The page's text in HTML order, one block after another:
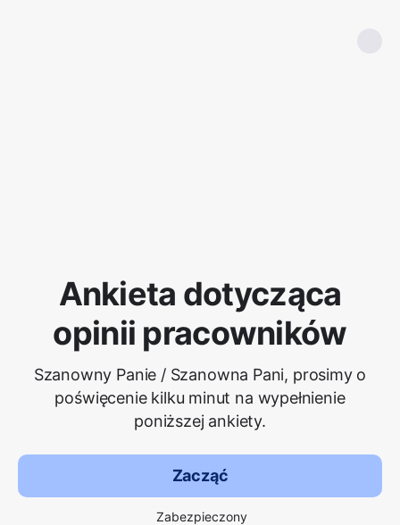
Ankieta dotycząca
opinii pracowników
Szanowny Panie / Szanowna Pani, prosimy o
poświęcenie kilku minut na wypełnienie
poniższej ankiety.
Zacząć
Zabezpieczony